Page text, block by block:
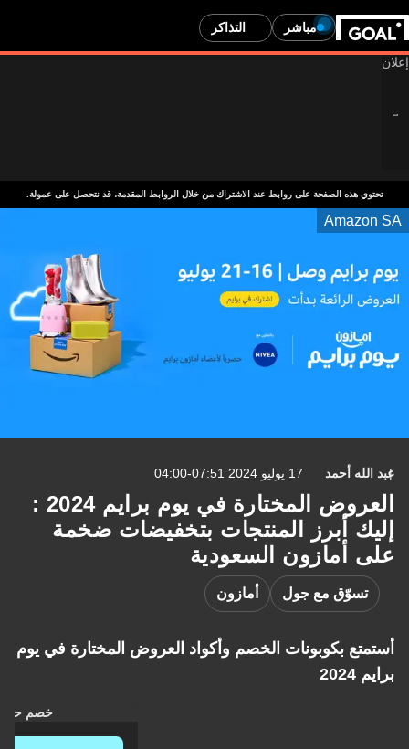
مباشر التذاكر
تحتوي هذه الصفحة على روابط عند الاشتراك من خلال الروابط المقدمة، قد نتحصل على عمولة.
Amazon SA
عبد الله أحمد 17 يوليو 2024 07:51-04:00
العروض المختارة في يوم برايم 2024 :
إليك أبرز المنتجات بتخفيضات ضخمة
على أمازون السعودية
تسوّق مع جول أمازون
أستمتع بكوبونات الخصم وأكواد العروض المختارة في يوم
برايم 2024
خصم حتى